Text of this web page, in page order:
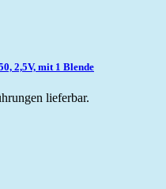
2,5V, mit 1 Blende
lieferbar.